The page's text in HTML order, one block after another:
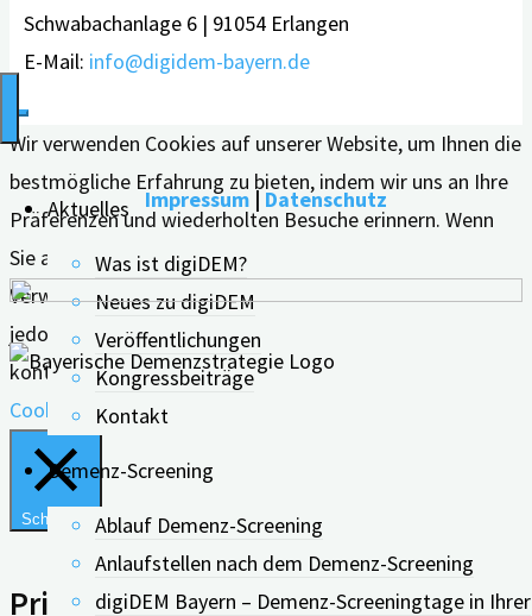
Aktuelles
Was ist digiDEM?
Neues zu digiDEM
Veröffentlichungen
Kongressbeiträge
Kontakt
Demenz-Screening
Ablauf Demenz-Screening
Anlaufstellen nach dem Demenz-Screening
digiDEM Bayern – Demenz-Screeningtage in Ihrer
Schwabachanlage 6 | 91054 Erlangen
E-Mail: info@digidem-bayern.de
Impressum | Datenschutz
Wir verwenden Cookies auf unserer Website, um Ihnen die
bestmögliche Erfahrung zu bieten, indem wir uns an Ihre
Präferenzen und wiederholten Besuche erinnern. Wenn
Sie auf "Alle akzeptieren" klicken, erklären Sie sich mit der
Verwendung ALLER Cookies einverstanden. Sie können
jedoch die "Cookie-Einstellungen" besuchen, um eine
kontrollierte Zustimmung zu erteilen.
Cookie Einstellungen
Schließen
Privacy Overview